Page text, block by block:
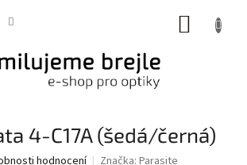
4-C17A (šedá/černá)
hodnocení Značka: Parasite